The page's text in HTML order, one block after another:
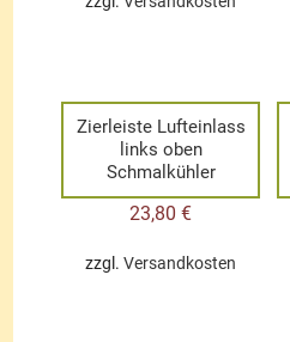
Zierleiste Lufteinlass
links oben
Schmalkühler
23,80€
zzgl.Versandkosten